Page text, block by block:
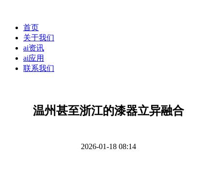
首页
关于我们
ai资讯
ai应用
联系我们
温州甚至浙江的漆器立异融合
2026-01-18 08:14